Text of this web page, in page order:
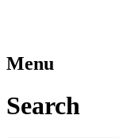
Menu
Search